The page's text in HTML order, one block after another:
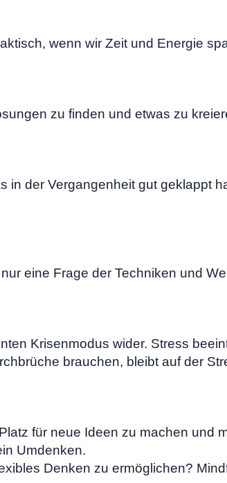
wenn wir Zeit und Energie
zu finden und etwas zu
in der Vergangenheit gut geklappt
eine Frage der Techniken und
Krisenmodus wider. Stress
brauchen, bleibt auf der
für neue Ideen zu machen und
Umdenken.
Denken zu ermöglichen?